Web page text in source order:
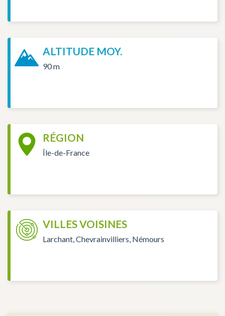
ALTITUDE MOY.
90 m
RÉGION
Île-de-France
VILLES VOISINES
Larchant, Chevrainvilliers, Némours